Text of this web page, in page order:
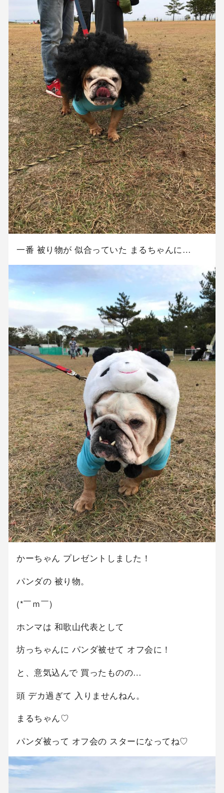
一番 被り物が 似合っていた まるちゃんに…
かーちゃん プレゼントしました！
パンダの 被り物。
(*￣ｍ￣)
ホンマは 和歌山代表として
坊っちゃんに パンダ被せて オフ会に！
と、意気込んで 買ったものの…
頭 デカ過ぎて 入りませんねん。
まるちゃん♡
パンダ被って オフ会の スターになってね♡